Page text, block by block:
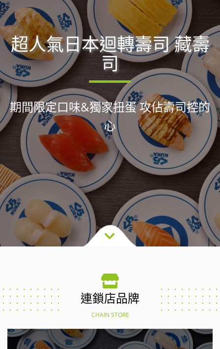
超人氣日本迴轉壽司 藏壽
司
期間限定口味&獨家扭蛋 攻佔壽司控的
心
連鎖店品牌
CHAIN STORE